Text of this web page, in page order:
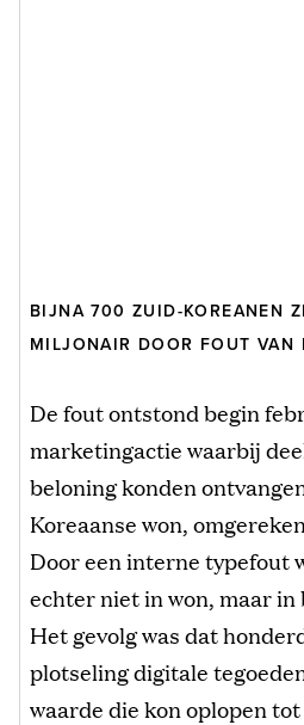
BIJNA 700 ZUID-KOREANEN
MILJONAIR DOOR FOUT VAN
De fout ontstond begin
marketingactie waarbij
beloning konden
Koreaanse won,
Door een interne typefout
echter niet in won, maar
Het gevolg was dat
plotseling digitale
waarde die kon oplopen